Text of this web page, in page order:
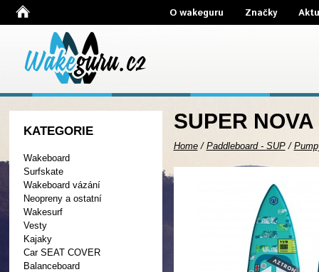
O wakeguru Značky
KATEGORIE
Wakeboard
Surfskate
Wakeboard vázání
Neopreny a ostatní
Wakesurf
Vesty
Kajaky
Car SEAT COVER
Balanceboard
SUPER NOVA
Home/ Paddleboard - SUP/